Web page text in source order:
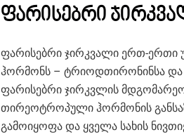
ფარისებრი
ფარისებრი ჯირკვალი ერთ-ერთი
ჰორმონს – ტრიოდთირონინსა და
ფარისებრი ჯირკვლის
თირეოტროპული ჰორმონის
გამოიყოფა და ყველა სახის